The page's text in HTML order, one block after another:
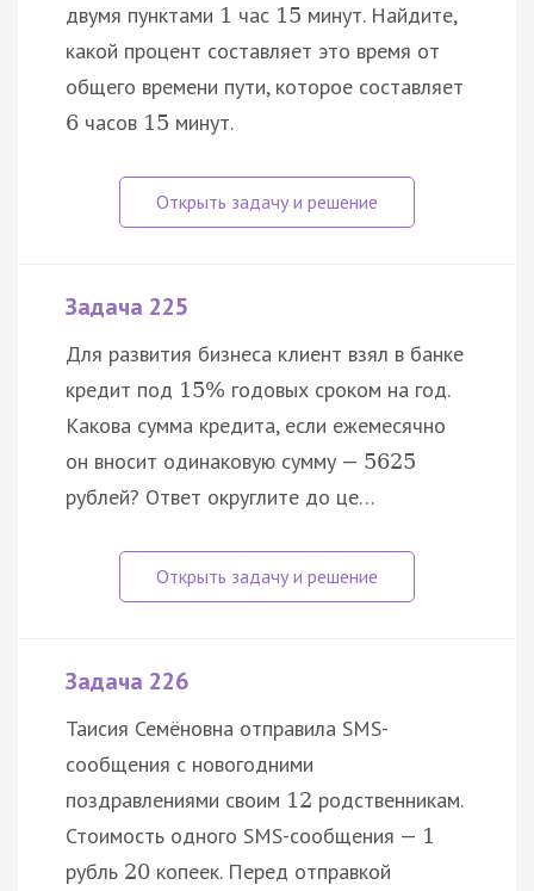
двумя пунктами 1 час 15 минут. Найдите,
какой процент составляет это время от
общего времени пути, которое составляет
6 часов 15 минут.
Задача 225
Для развития бизнеса клиент взял в банке
кредит под 15% годовых сроком на год.
Какова сумма кредита, если ежемесячно
он вносит одинаковую сумму — 5625
рублей? Ответ округлите до це…
Задача 226
Таисия Семёновна отправила SMS-
сообщения с новогодними
поздравлениями своим 12 родственникам.
Стоимость одного SMS-сообщения — 1
рубль 20 копеек. Перед отправкой